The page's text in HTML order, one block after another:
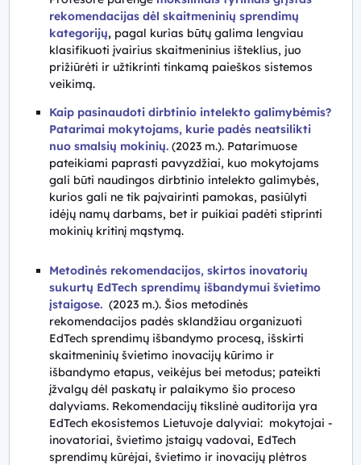
rekomendacijas dėl skaitmeninių sprendimų
kategorijų, pagal kurias būtų galima lengviau
klasifikuoti įvairius skaitmeninius išteklius, juo
prižiūrėti ir užtikrinti tinkamą paieškos sistemos
veikimą.
Kaip pasinaudoti dirbtinio intelekto galimybėmis?
Patarimai mokytojams, kurie padės neatsilikti
nuo smalsių mokinių. (2023 m.). Patarimuose
pateikiami paprasti pavyzdžiai, kuo mokytojams
gali būti naudingos dirbtinio intelekto galimybės,
kurios gali ne tik paįvairinti pamokas, pasiūlyti
idėjų namų darbams, bet ir puikiai padėti stiprinti
mokinių kritinį mąstymą.
Metodinės rekomendacijos, skirtos inovatorių
sukurtų EdTech sprendimų išbandymui švietimo
įstaigose. (2023 m.). Šios metodinės
rekomendacijos padės sklandžiau organizuoti
EdTech sprendimų išbandymo procesą, išskirti
skaitmeninių švietimo inovacijų kūrimo ir
išbandymo etapus, veikėjus bei metodus; pateikti
įžvalgų dėl paskatų ir palaikymo šio proceso
dalyviams. Rekomendacijų tikslinė auditorija yra
EdTech ekosistemos Lietuvoje dalyviai: mokytojai -
inovatoriai, švietimo įstaigų vadovai, EdTech
sprendimų kūrėjai, švietimo ir inovacijų plėtros